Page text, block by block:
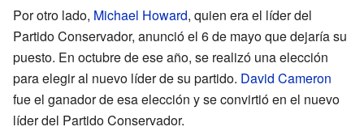
Por otro lado, Michael Howard, quien era el líder del
Partido Conservador, anunció el 6 de mayo que dejaría su
puesto. En octubre de ese año, se realizó una elección
para elegir al nuevo líder de su partido. David Cameron
fue el ganador de esa elección y se convirtió en el nuevo
líder del Partido Conservador.